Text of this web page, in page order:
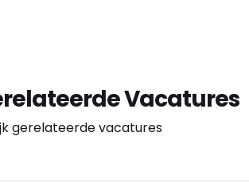
Vacatures
gerelateerde vacatures